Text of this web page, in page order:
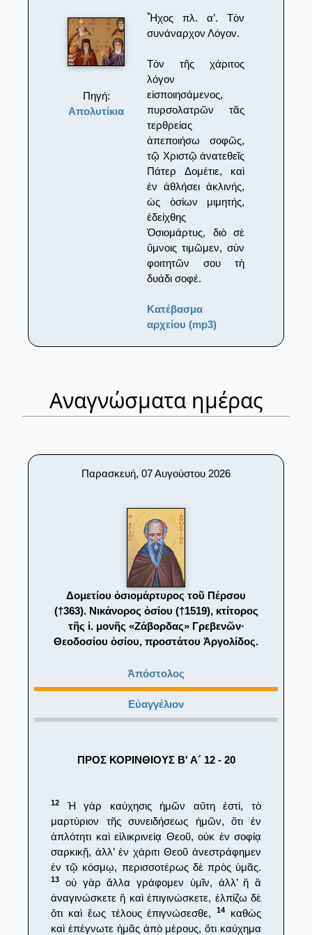
Πηγή:
Απολυτίκια
Ἦχος πλ. α’. Τὸν
συνάναρχον Λόγον.
Τὸν τῆς χάριτος
λόγον
εἰσποιησάμενος,
πυρσολατρῶν τᾶς
τερθρείας
ἀπεποιήσω σοφῶς,
τῷ Χριστῷ ἀνατεθεῖς
Πάτερ Δομέτιε, καὶ
ἐν ἀθλήσει ἀκλινής,
ὡς ὁσίων μιμητής,
ἐδείχθης
Ὁσιομάρτυς, διὸ σὲ
ὕμνοις τιμῶμεν, σὺν
φοιτητῶν σου τὴ
δυάδι σοφέ.
Κατέβασμα
αρχείου (mp3)
Αναγνώσματα ημέρας
Παρασκευή, 07 Αυγούστου 2026
Δομετίου ὁσιομάρτυρος τοῦ Πέρσου
(†363). Νικάνορος ὁσίου (†1519), κτίτορος
τῆς ἱ. μονῆς «Ζάβορδας» Γρεβενῶν·
Θεοδοσίου ὁσίου, προστάτου Ἀργολίδος.
Ἀπόστολος
Εὐαγγέλιον
ΠΡΟΣ ΚΟΡΙΝΘΙΟΥΣ Β' Α´ 12 - 20
12
Ἡ γὰρ καύχησις ἡμῶν αὕτη ἐστί, τὸ
μαρτύριον τῆς συνειδήσεως ἡμῶν, ὅτι ἐν
ἁπλότητι καὶ εἰλικρινείᾳ Θεοῦ, οὐκ ἐν σοφίᾳ
σαρκικῇ, ἀλλ’ ἐν χάριτι Θεοῦ ἀνεστράφημεν
ἐν τῷ κόσμῳ, περισσοτέρως δὲ πρὸς ὑμᾶς.
13
οὐ γὰρ ἄλλα γράφομεν ὑμῖν, ἀλλ’ ἢ ἃ
ἀναγινώσκετε ἢ καὶ ἐπιγινώσκετε, ἐλπίζω δὲ
ὅτι καὶ ἕως τέλους ἐπιγνώσεσθε,14
καθὼς
καὶ ἐπέγνωτε ἡμᾶς ἀπὸ μέρους, ὅτι καύχημα